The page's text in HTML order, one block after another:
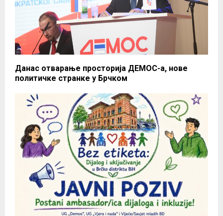
Данас отварање просторија ДЕМОС-а, нове
политичке странке у Брчком